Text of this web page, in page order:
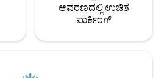
ಆವರಣದಲ್ಲಿ ಉಚಿತ
ಪಾರ್ಕಿಂಗ್